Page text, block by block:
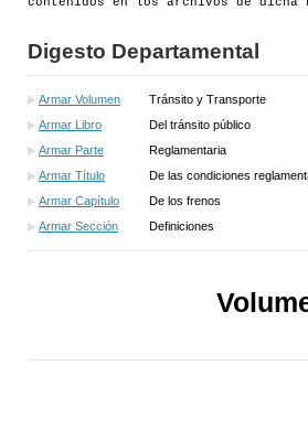
Digesto Departamental
Armar Volumen
Tránsito y Transporte
Armar Libro
Del tránsito público
Armar Parte
Reglamentaria
Armar Título
De las condiciones
Armar Capítulo
De los frenos
Armar Sección
Definiciones